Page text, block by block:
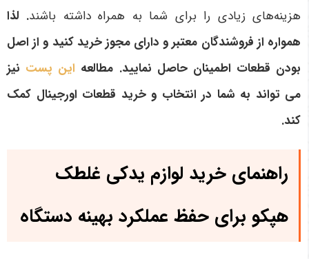
هزینه‌های زیادی را برای شما به همراه داشته باشند. لذا
همواره از فروشندگان معتبر و دارای مجوز خرید کنید و از اصل
بودن قطعات اطمینان حاصل نمایید. مطالعه این پست نیز
می تواند به شما در انتخاب و خرید قطعات اورجینال کمک
کند.
راهنمای خرید لوازم یدکی غلطک
هپکو برای حفظ عملکرد بهینه دستگاه